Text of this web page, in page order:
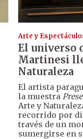
Arte y
El universo
Martinesi
Naturaleza
El artista
la muestra
Arte y
recorrido por
través de un
sumergirse en